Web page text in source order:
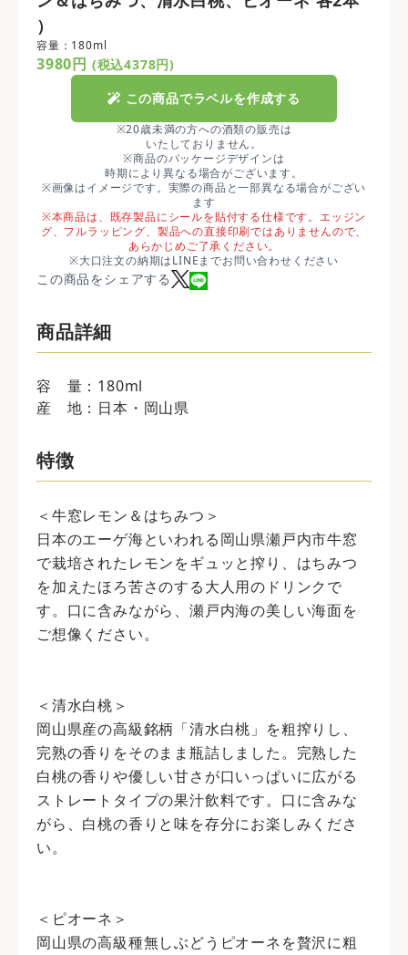
）
容量：180ml
3980円 (税込4378円)
この商品でラベルを作成する
※20歳未満の方への酒類の販売は
いたしておりません。
※商品のパッケージデザインは
時期により異なる場合がございます。
※画像はイメージです。実際の商品と一部異なる場合がござい
ます
※本商品は、既存製品にシールを貼付する仕様です。エッジン
グ、フルラッピング、製品への直接印刷ではありませんので、
あらかじめご了承ください。
※大口注文の納期はLINEまでお問い合わせください
この商品をシェアする
商品詳細
容 量：180ml
産 地：日本・岡山県
特徴
＜牛窓レモン＆はちみつ＞
日本のエーゲ海といわれる岡山県瀬戸内市牛窓
で栽培されたレモンをギュッと搾り、はちみつ
を加えたほろ苦さのする大人用のドリンクで
す。口に含みながら、瀬戸内海の美しい海面を
ご想像ください。
＜清水白桃＞
岡山県産の高級銘柄「清水白桃」を粗搾りし、
完熟の香りをそのまま瓶詰しました。完熟した
白桃の香りや優しい甘さが口いっぱいに広がる
ストレートタイプの果汁飲料です。口に含みな
がら、白桃の香りと味を存分にお楽しみくださ
い。
＜ピオーネ＞
岡山県の高級種無しぶどうピオーネを贅沢に粗